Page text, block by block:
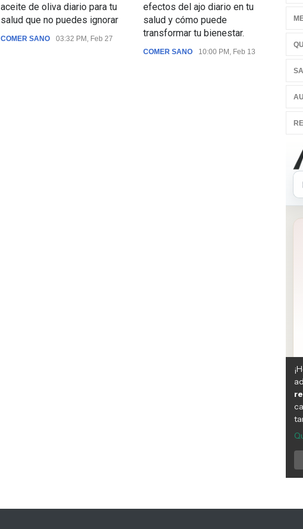
aceite de oliva diario para tu
salud que no puedes ignorar
COMER SANO 03:32 PM, Feb 27
efectos del ajo diario en tu
salud y cómo puede
transformar tu bienestar.
COMER SANO 10:00 PM, Feb 13
te